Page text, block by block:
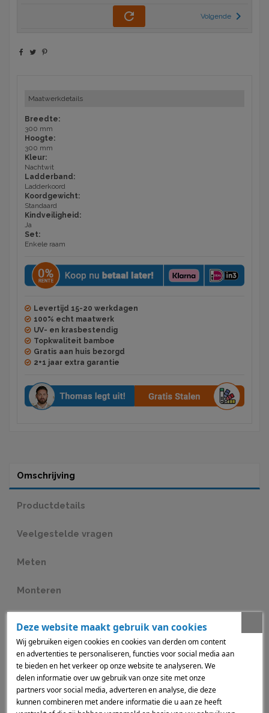
refresh Volgendechevron_right
Maatwerkdetails
Breedte:
300 mm
Hoogte:
300 mm
Kleur:
Nachtwit
Ladderband:
Ladderkoord
Koordgewicht:
Standaard
Kindveiligheid:
Ja
Set:
Enkele raam
Levertijd 15-20 werkdagen
100% echt maatwerk
UV- en krasbestendig
Topkwaliteit bamboe
Gratis aan huis bezorgd
2+1 jaar extra garantie
Omschrijving
Productdetails
Veelgestelde vragen
Meten
Monteren
Bamboe Jaloezieën: Natuur en Functionaliteit in Harmonie
Onze Bamboe Jaloezieën bieden een prachtige combinatie van stijl
en duurzaamheid. Met een natuurlijke uitstraling en luxe afwerking
zijn ze een ideale keuze voor elk interieur. Gemaakt van 100%
natuurlijk bamboe, zijn deze jaloezieën zowel milieuvriendelijk als
Deze website maakt gebruik van cookies
Wij gebruiken eigen cookies en cookies van derden om content
en advertenties te personaliseren, functies voor social media aan
te bieden en het verkeer op onze website te analyseren. We
delen informatie over uw gebruik van onze site met onze
partners voor social media, adverteren en analyse, die deze
kunnen combineren met andere informatie die u aan ze heeft